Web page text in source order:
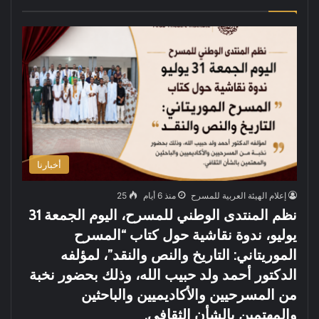
أخبارنا
إعلام الهيئة العربية للمسرح منذ 6 أيام 25
نظم المنتدى الوطني للمسرح، اليوم الجمعة 31
يوليو، ندوة نقاشية حول كتاب “المسرح
الموريتاني: التاريخ والنص والنقد”، لمؤلفه
الدكتور أحمد ولد حبيب الله، وذلك بحضور نخبة
من المسرحيين والأكاديميين والباحثين
والمهتمين بالشأن الثقافي.